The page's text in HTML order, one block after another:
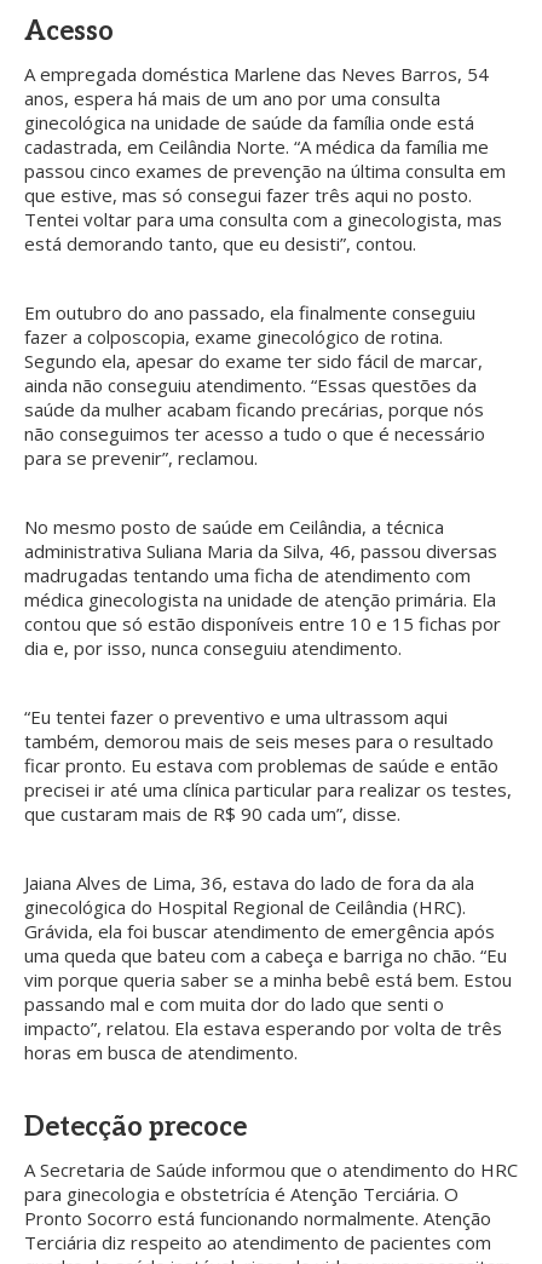
Acesso
A empregada doméstica Marlene das Neves Barros, 54
anos, espera há mais de um ano por uma consulta
ginecológica na unidade de saúde da família onde está
cadastrada, em Ceilândia Norte. “A médica da família me
passou cinco exames de prevenção na última consulta em
que estive, mas só consegui fazer três aqui no posto.
Tentei voltar para uma consulta com a ginecologista, mas
está demorando tanto, que eu desisti”, contou.
Em outubro do ano passado, ela finalmente conseguiu
fazer a colposcopia, exame ginecológico de rotina.
Segundo ela, apesar do exame ter sido fácil de marcar,
ainda não conseguiu atendimento. “Essas questões da
saúde da mulher acabam ficando precárias, porque nós
não conseguimos ter acesso a tudo o que é necessário
para se prevenir”, reclamou.
No mesmo posto de saúde em Ceilândia, a técnica
administrativa Suliana Maria da Silva, 46, passou diversas
madrugadas tentando uma ficha de atendimento com
médica ginecologista na unidade de atenção primária. Ela
contou que só estão disponíveis entre 10 e 15 fichas por
dia e, por isso, nunca conseguiu atendimento.
“Eu tentei fazer o preventivo e uma ultrassom aqui
também, demorou mais de seis meses para o resultado
ficar pronto. Eu estava com problemas de saúde e então
precisei ir até uma clínica particular para realizar os testes,
que custaram mais de R$ 90 cada um”, disse.
Jaiana Alves de Lima, 36, estava do lado de fora da ala
ginecológica do Hospital Regional de Ceilândia (HRC).
Grávida, ela foi buscar atendimento de emergência após
uma queda que bateu com a cabeça e barriga no chão. “Eu
vim porque queria saber se a minha bebê está bem. Estou
passando mal e com muita dor do lado que senti o
impacto”, relatou. Ela estava esperando por volta de três
horas em busca de atendimento.
Detecção precoce
A Secretaria de Saúde informou que o atendimento do HRC
para ginecologia e obstetrícia é Atenção Terciária. O
Pronto Socorro está funcionando normalmente. Atenção
Terciária diz respeito ao atendimento de pacientes com